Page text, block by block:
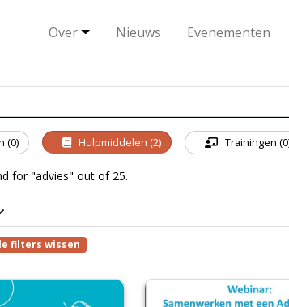
Over Nieuws Evenementen
(0) Hulpmiddelen (2) Trainingen
for "advies" out of 25.
filters wissen